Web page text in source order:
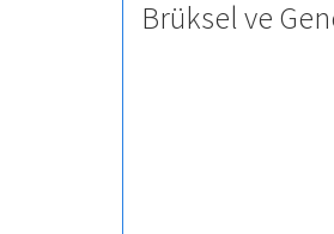
Brüksel ve